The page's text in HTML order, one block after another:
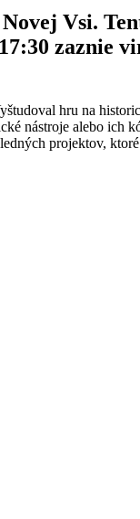
Vsi.
zaznie
hru na
nástroje alebo ich
projektov,